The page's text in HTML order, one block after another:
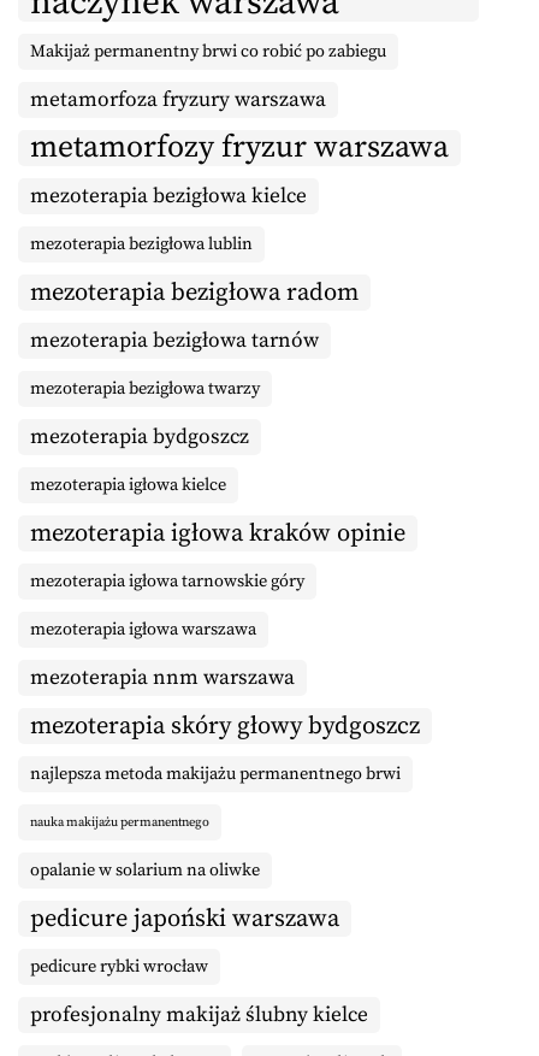
Makijaż permanentny brwi co robić po zabiegu
metamorfoza fryzury warszawa
metamorfozy fryzur warszawa
mezoterapia bezigłowa kielce
mezoterapia bezigłowa lublin
mezoterapia bezigłowa radom
mezoterapia bezigłowa tarnów
mezoterapia bezigłowa twarzy
mezoterapia bydgoszcz
mezoterapia igłowa kielce
mezoterapia igłowa kraków opinie
mezoterapia igłowa tarnowskie góry
mezoterapia igłowa warszawa
mezoterapia nnm warszawa
mezoterapia skóry głowy bydgoszcz
najlepsza metoda makijażu permanentnego brwi
nauka makijażu permanentnego
opalanie w solarium na oliwke
pedicure japoński warszawa
pedicure rybki wrocław
profesjonalny makijaż ślubny kielce